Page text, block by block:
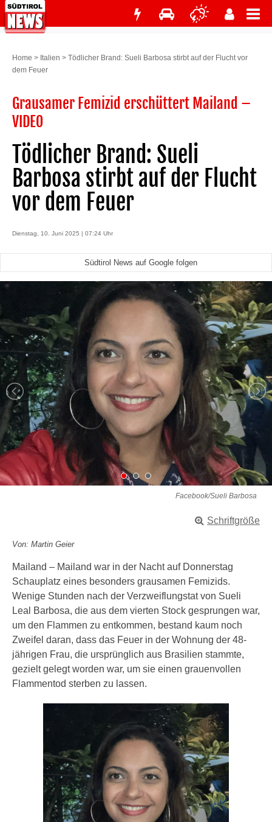
Home > Italien > Tödlicher Brand: Sueli Barbosa stirbt auf der Flucht vor
dem Feuer
Grausamer Femizid erschüttert Mailand –
VIDEO
Tödlicher Brand: Sueli
Barbosa stirbt auf der Flucht
vor dem Feuer
Dienstag, 10. Juni 2025 | 07:24 Uhr
Südtirol News auf Google folgen
Facebook/Sueli Barbosa
Schriftgröße
Von: Martin Geier
Mailand – Mailand war in der Nacht auf Donnerstag
Schauplatz eines besonders grausamen Femizids.
Wenige Stunden nach der Verzweiflungstat von Sueli
Leal Barbosa, die aus dem vierten Stock gesprungen war,
um den Flammen zu entkommen, bestand kaum noch
Zweifel daran, dass das Feuer in der Wohnung der 48-
jährigen Frau, die ursprünglich aus Brasilien stammte,
gezielt gelegt worden war, um sie einen grauenvollen
Flammentod sterben zu lassen.